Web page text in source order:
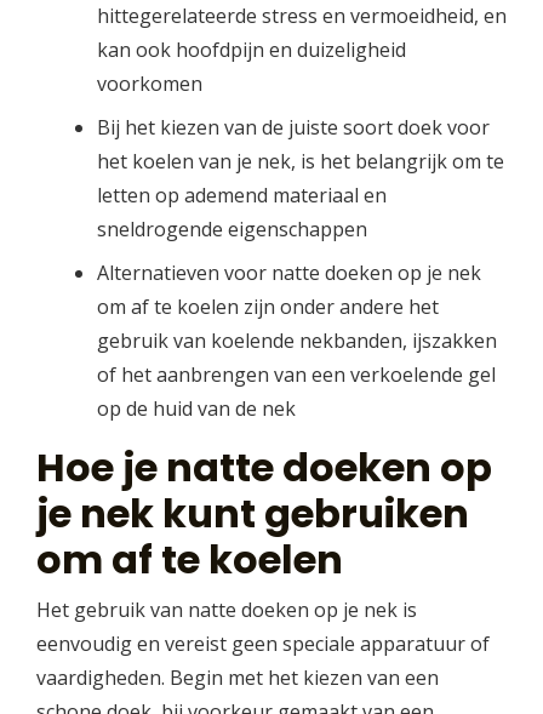
hittegerelateerde stress en vermoeidheid, en
kan ook hoofdpijn en duizeligheid
voorkomen
Bij het kiezen van de juiste soort doek voor
het koelen van je nek, is het belangrijk om te
letten op ademend materiaal en
sneldrogende eigenschappen
Alternatieven voor natte doeken op je nek
om af te koelen zijn onder andere het
gebruik van koelende nekbanden, ijszakken
of het aanbrengen van een verkoelende gel
op de huid van de nek
Hoe je natte doeken op
je nek kunt gebruiken
om af te koelen
Het gebruik van natte doeken op je nek is
eenvoudig en vereist geen speciale apparatuur of
vaardigheden. Begin met het kiezen van een